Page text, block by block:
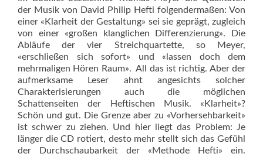
der Musik von David Philip Hefti folgendermaßen: Von
einer «Klarheit der Gestaltung» sei sie geprägt, zugleich
von einer «großen klanglichen Differenzierung». Die
Abläufe der vier Streichquartette, so Meyer,
«erschließen sich sofort» und «lassen doch dem
mehrmaligen Hören Raum».  All das ist richtig. Aber der
aufmerksame Leser ahnt angesichts solcher
Charakterisierungen auch die möglichen
Schattenseiten der Hefti­schen Musik. «Klarheit»?
Schön und gut. Die Grenze aber zu «Vorhersehbarkeit»
ist schwer zu ziehen. Und hier liegt das Problem: Je
länger die CD rotiert, desto mehr stellt sich das Gefühl
der Durchschaubarkeit der «Methode Hefti» ein.